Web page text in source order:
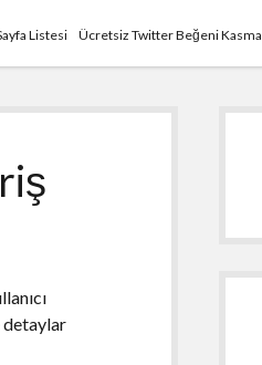
Listesi Ücretsiz Twitter Beğeni Kasma
detaylar